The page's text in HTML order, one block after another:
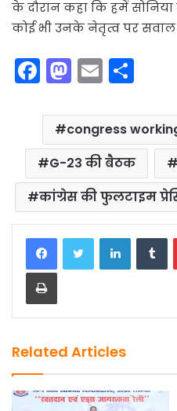
के दौरान कहा कि हमें सोनिया
कोई भी उनके नेतृत्व पर सवाल
F
a
c
e
b
o
o
k
M
a
st
o
d
o
n
E
m
ai
l
ar
e
congress
G-23 की बैठक
कांग्रेस की फुलटाइम
LinkedIn
Print
Related Articles